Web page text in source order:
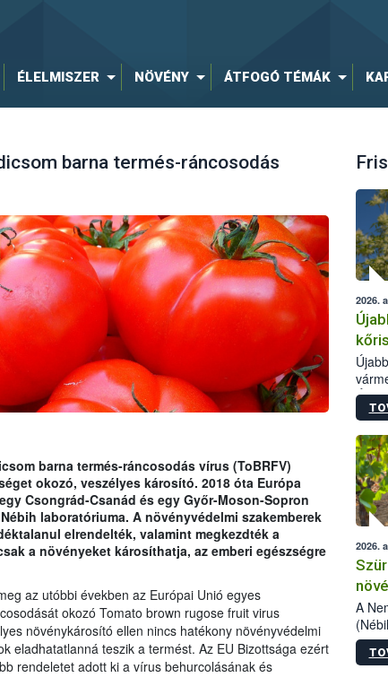
ÉLELMISZER NÖVÉNY ÁTFOGÓ TÉMÁK
barna termés-ráncosodás
barna termés-ráncosodás vírus (ToBRFV)
okozó, veszélyes károsító. 2018 óta Európa
Csongrád-Csanád és egy Győr-Moson-Sopron
laboratóriuma. A növényvédelmi szakemberek
elrendelték, valamint megkezdték a
a növényeket károsíthatja, az emberi egészségre
az utóbbi években az Európai Unió egyes
okozó Tomato brown rugose fruit virus
növénykárosító ellen nincs hatékony növényvédelmi
eladhatatlanná teszik a termést. Az EU Bizottsága ezért
rendeletet adott ki a vírus behurcolásának és
2026.
2026.
A